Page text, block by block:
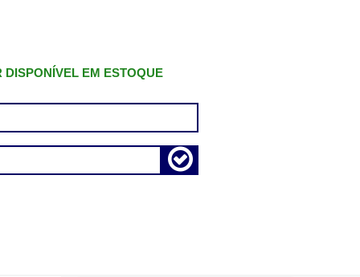
EM ESTOQUE